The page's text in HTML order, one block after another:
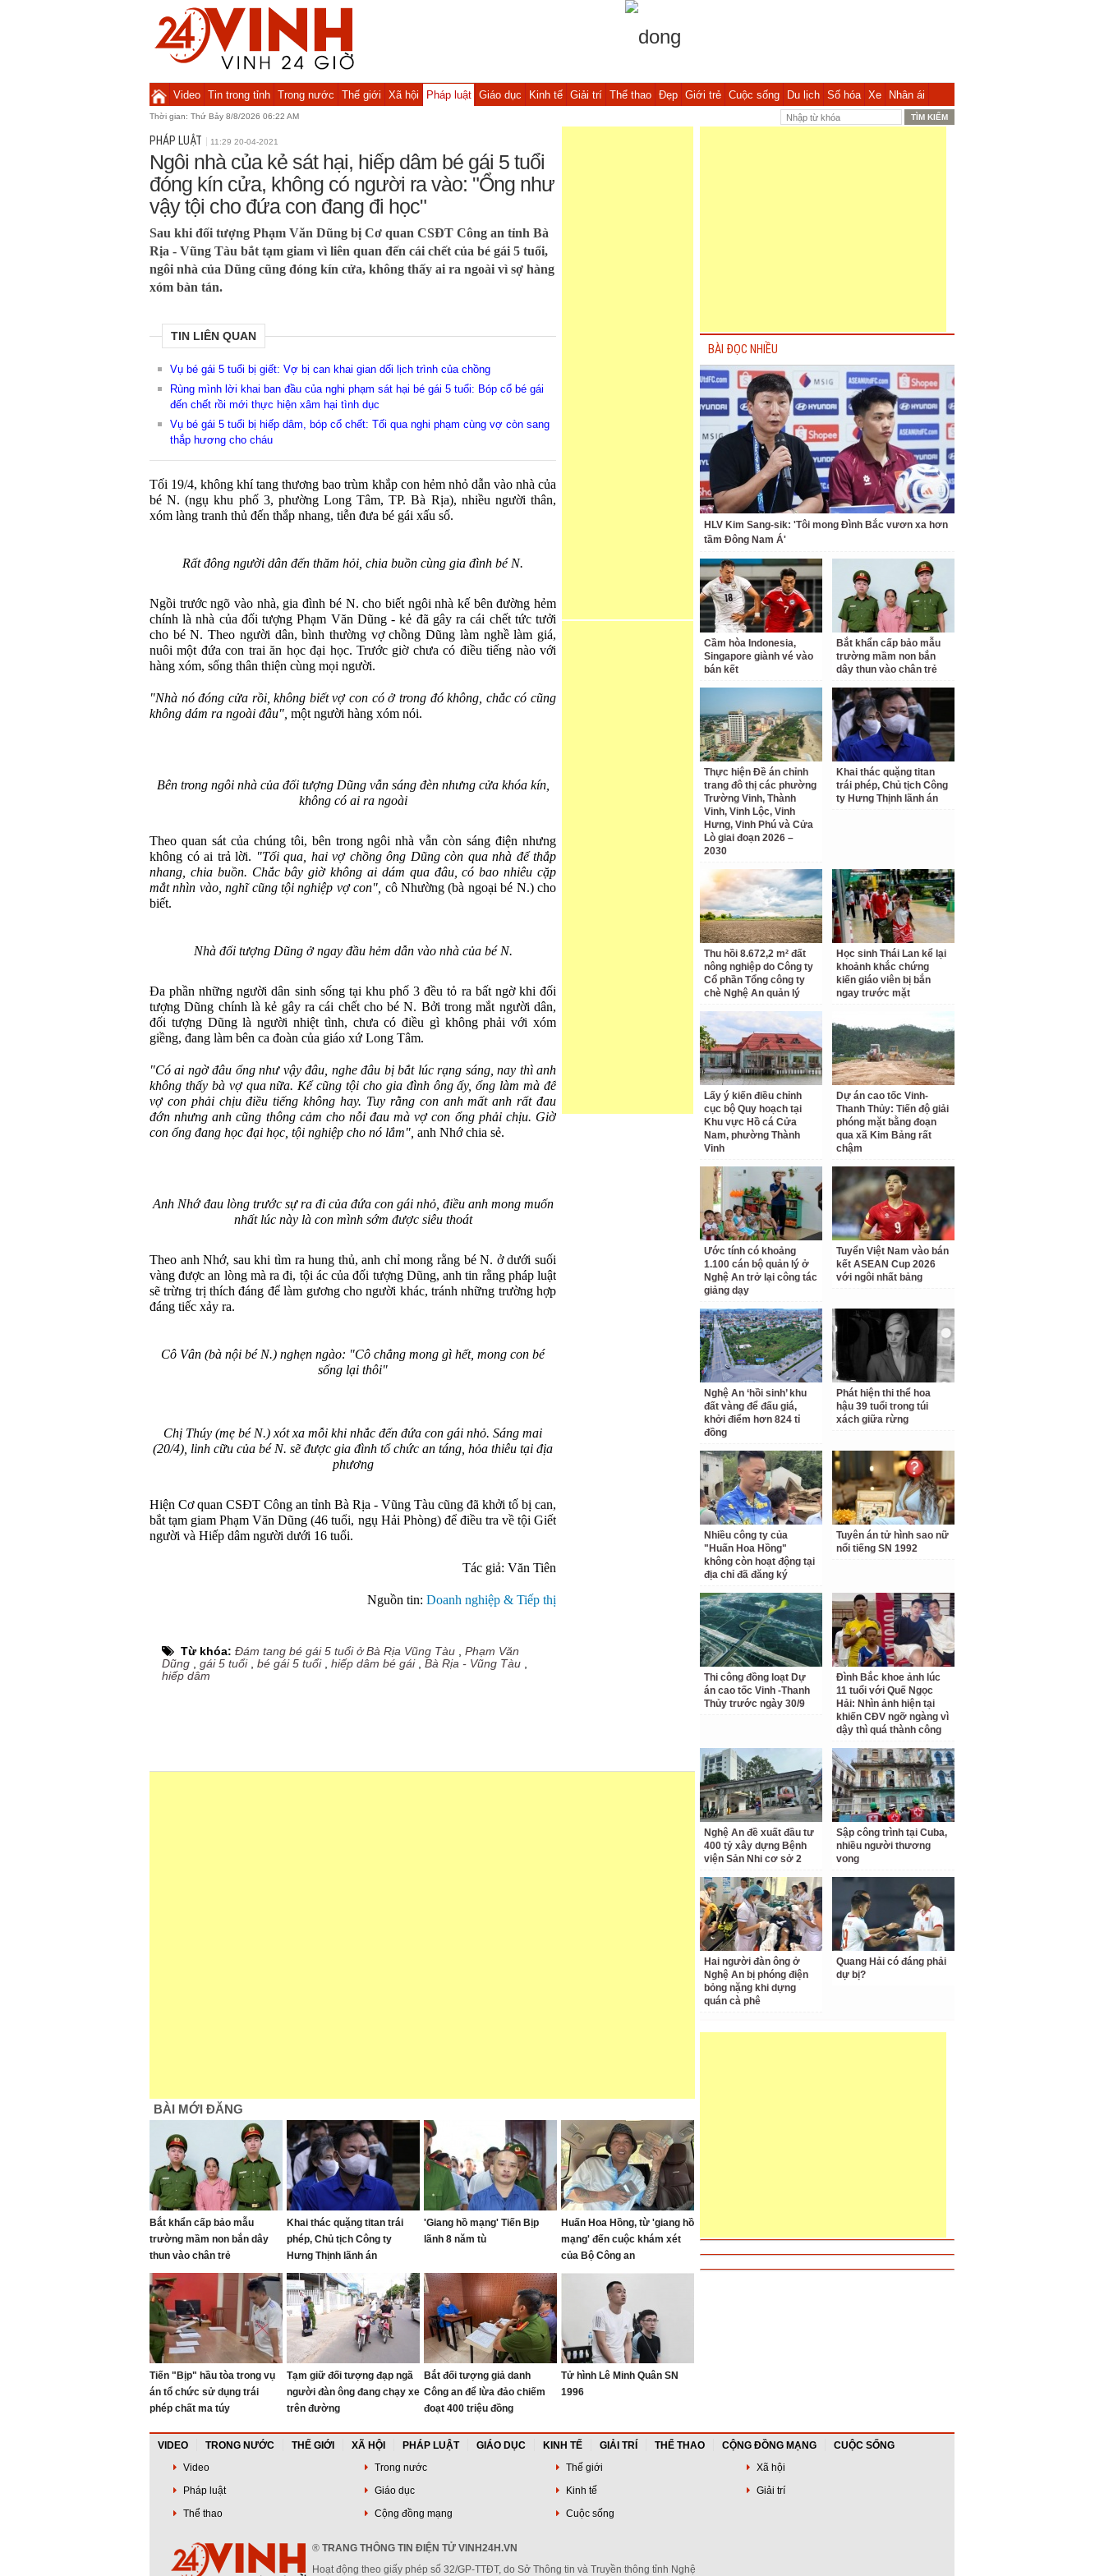
Video Tin trong tỉnh Trong nước Thế giới Xã hội Pháp luật Giáo dục Kinh tế Giải trí Thể thao Đẹp Giới trẻ Cuộc sống Du lịch Số hóa Xe Nhân ái
Thời gian: Thứ Bảy 8/8/2026 06:22 AM
PHÁP LUẬT 11:29 20-04-2021
Ngôi nhà của kẻ sát hại, hiếp dâm bé gái 5 tuổi
đóng kín cửa, không có người ra vào: "Ổng như
vậy tội cho đứa con đang đi học"
Sau khi đối tượng Phạm Văn Dũng bị Cơ quan CSĐT Công an tỉnh Bà
Rịa - Vũng Tàu bắt tạm giam vì liên quan đến cái chết của bé gái 5 tuổi,
ngôi nhà của Dũng cũng đóng kín cửa, không thấy ai ra ngoài vì sợ hàng
xóm bàn tán.
TIN LIÊN QUAN
Vụ bé gái 5 tuổi bị giết: Vợ bị can khai gian dối lịch trình của chồng
Rùng mình lời khai ban đầu của nghi phạm sát hại bé gái 5 tuổi: Bóp cổ bé gái
đến chết rồi mới thực hiện xâm hại tình dục
Vụ bé gái 5 tuổi bị hiếp dâm, bóp cổ chết: Tối qua nghi phạm cùng vợ còn sang
thắp hương cho cháu
Tối 19/4, không khí tang thương bao trùm khắp con hẻm nhỏ dẫn vào nhà của
bé N. (ngụ khu phố 3, phường Long Tâm, TP. Bà Rịa), nhiều người thân,
xóm làng tranh thủ đến thắp nhang, tiễn đưa bé gái xấu số.
Rất đông người dân đến thăm hỏi, chia buồn cùng gia đình bé N.
Ngồi trước ngõ vào nhà, gia đình bé N. cho biết ngôi nhà kế bên đường hẻm
chính là nhà của đối tượng Phạm Văn Dũng - kẻ đã gây ra cái chết tức tưởi
cho bé N. Theo người dân, bình thường vợ chồng Dũng làm nghề làm giá,
nuôi một đứa con trai ăn học đại học. Trước giờ chưa có điều tiếng nào với
hàng xóm, sống thân thiện cùng mọi người.
"Nhà nó đóng cửa rồi, không biết vợ con có ở trong đó không, chắc có cũng
không dám ra ngoài đâu", một người hàng xóm nói.
Bên trong ngôi nhà của đối tượng Dũng vẫn sáng đèn nhưng cửa khóa kín,
không có ai ra ngoài
Theo quan sát của chúng tôi, bên trong ngôi nhà vẫn còn sáng điện nhưng
không có ai trả lời. "Tối qua, hai vợ chồng ông Dũng còn qua nhà để thắp
nhang, chia buồn. Chắc bây giờ không ai dám qua đâu, có bao nhiêu cặp
mắt nhìn vào, nghĩ cũng tội nghiệp vợ con", cô Nhường (bà ngoại bé N.) cho
biết.
Nhà đối tượng Dũng ở ngay đầu hẻm dẫn vào nhà của bé N.
Đa phần những người dân sinh sống tại khu phố 3 đều tỏ ra bất ngờ khi đối
tượng Dũng chính là kẻ gây ra cái chết cho bé N. Bởi trong mắt người dân,
đối tượng Dũng là người nhiệt tình, chưa có điều gì không phải với xóm
giềng, đang làm bên ca đoàn của giáo xứ Long Tâm.
"Có ai ngờ đâu ổng như vậy đâu, nghe đâu bị bắt lúc rạng sáng, nay thì anh
không thấy bà vợ qua nữa. Kể cũng tội cho gia đình ông ấy, ổng làm mà để
vợ con phải chịu điều tiếng không hay. Tuy rằng con anh mất anh rất đau
đớn nhưng anh cũng thông cảm cho nỗi đau mà vợ con ổng phải chịu. Giờ
con ổng đang học đại học, tội nghiệp cho nó lắm", anh Nhớ chia sẻ.
Anh Nhớ đau lòng trước sự ra đi của đứa con gái nhỏ, điều anh mong muốn
nhất lúc này là con mình sớm được siêu thoát
Theo anh Nhớ, sau khi tìm ra hung thủ, anh chỉ mong rằng bé N. ở dưới suối
vàng được an lòng mà ra đi, tội ác của đối tượng Dũng, anh tin rằng pháp luật
sẽ trừng trị thích đáng để làm gương cho người khác, tránh những trường hợp
đáng tiếc xảy ra.
Cô Vân (bà nội bé N.) nghẹn ngào: "Cô chẳng mong gì hết, mong con bé
sống lại thôi"
Chị Thúy (mẹ bé N.) xót xa mỗi khi nhắc đến đứa con gái nhỏ. Sáng mai
(20/4), linh cữu của bé N. sẽ được gia đình tổ chức an táng, hỏa thiêu tại địa
phương
Hiện Cơ quan CSĐT Công an tỉnh Bà Rịa - Vũng Tàu cũng đã khởi tố bị can,
bắt tạm giam Phạm Văn Dũng (46 tuổi, ngụ Hải Phòng) để điều tra về tội Giết
người và Hiếp dâm người dưới 16 tuổi.
Tác giả: Văn Tiên
Nguồn tin: Doanh nghiệp & Tiếp thị
Từ khóa: Đám tang bé gái 5 tuổi ở Bà Rịa Vũng Tàu
Phạm Văn
Dũng
gái 5 tuổi, bé gái 5 tuổi, hiếp dâm bé gái, Bà Rịa - Vũng Tàu
hiếp dâm
BÀI MỚI ĐĂNG
Bắt khẩn cấp bảo mẫu
trường mầm non bắn dây
thun vào chân trẻ
Khai thác quặng titan trái
phép, Chủ tịch Công ty
Hưng Thịnh lãnh án
'Giang hồ mạng' Tiến Bịp
lãnh 8 năm tù
Huấn Hoa Hồng, từ 'giang hồ
mạng' đến cuộc khám xét
của Bộ Công an
Tiến "Bịp" hầu tòa trong vụ
án tổ chức sử dụng trái
phép chất ma túy
Tạm giữ đối tượng đạp ngã
người đàn ông đang chạy xe
trên đường
Bắt đối tượng giả danh
Công an để lừa đảo chiếm
đoạt 400 triệu đồng
Tử hình Lê Minh Quân SN
1996
BÀI ĐỌC NHIỀU
HLV Kim Sang-sik: 'Tôi mong Đình Bắc vươn xa hơn
tầm Đông Nam Á'
Cầm hòa Indonesia,
Singapore giành vé vào
bán kết
Bắt khẩn cấp bảo mẫu
trường mầm non bắn
dây thun vào chân trẻ
Thực hiện Đề án chỉnh
trang đô thị các phường
Trường Vinh, Thành
Vinh, Vinh Lộc, Vinh
Hưng, Vinh Phú và Cửa
Lò giai đoạn 2026 –
2030
Khai thác quặng titan
trái phép, Chủ tịch Công
ty Hưng Thịnh lãnh án
Thu hồi 8.672,2 m² đất
nông nghiệp do Công ty
Cổ phần Tổng công ty
chè Nghệ An quản lý
Học sinh Thái Lan kể lại
khoảnh khắc chứng
kiến giáo viên bị bắn
ngay trước mặt
Lấy ý kiến điều chỉnh
cục bộ Quy hoạch tại
Khu vực Hồ cá Cửa
Nam, phường Thành
Vinh
Dự án cao tốc Vinh-
Thanh Thủy: Tiến độ giải
phóng mặt bằng đoạn
qua xã Kim Bảng rất
chậm
Ước tính có khoảng
1.100 cán bộ quản lý ở
Nghệ An trở lại công tác
giảng dạy
Tuyển Việt Nam vào bán
kết ASEAN Cup 2026
với ngôi nhất bảng
Nghệ An ‘hồi sinh’ khu
đất vàng để đấu giá,
khởi điểm hơn 824 tỉ
đồng
Phát hiện thi thể hoa
hậu 39 tuổi trong túi
xách giữa rừng
Nhiều công ty của
"Huấn Hoa Hồng"
không còn hoạt động tại
địa chỉ đã đăng ký
Tuyên án tử hình sao nữ
nổi tiếng SN 1992
Thi công đồng loạt Dự
án cao tốc Vinh -Thanh
Thủy trước ngày 30/9
Đình Bắc khoe ảnh lúc
11 tuổi với Quế Ngọc
Hải: Nhìn ảnh hiện tại
khiến CĐV ngỡ ngàng vì
dậy thì quá thành công
Nghệ An đề xuất đầu tư
400 tỷ xây dựng Bệnh
viện Sản Nhi cơ sở 2
Sập công trình tại Cuba,
nhiều người thương
vong
Hai người đàn ông ở
Nghệ An bị phóng điện
bỏng nặng khi dựng
quán cà phê
Quang Hải có đáng phải
dự bị?
VIDEO TRONG NƯỚC THẾ GIỚI XÃ HỘI PHÁP LUẬT GIÁO DỤC KINH TẾ GIẢI TRÍ THỂ THAO CỘNG ĐỒNG MẠNG
CUỘC SỐNG
Video
Trong nước Thế giới
Xã hội
Pháp luật
Giáo dục Kinh tế
Giải trí
Thể thao
Cộng đồng mạng Cuộc sống
® TRANG THÔNG TIN ĐIỆN TỬ VINH24H.VN
Hoạt động theo giấy phép số 32/GP-TTĐT, do Sở Thông tin và Truyền thông tỉnh Nghệ